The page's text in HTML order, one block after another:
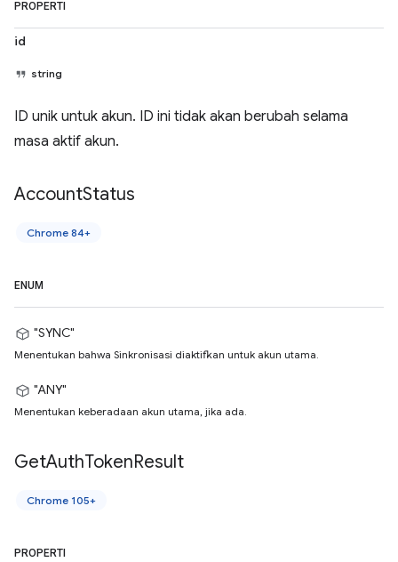
PROPERTI
id
string
ID unik untuk akun. ID ini tidak akan berubah selama
masa aktif akun.
AccountStatus
Chrome 84+
ENUM
"SYNC"
Menentukan bahwa Sinkronisasi diaktifkan untuk akun utama.
"ANY"
Menentukan keberadaan akun utama, jika ada.
GetAuthTokenResult
Chrome 105+
PROPERTI